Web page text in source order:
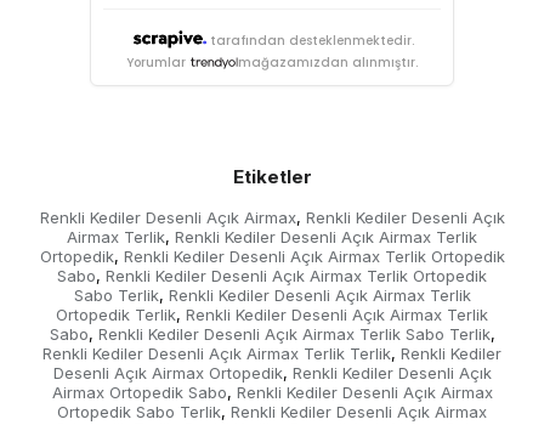
tarafından desteklenmektedir.
Yorumlar
mağazamızdan alınmıştır.
Etiketler
Renkli Kediler Desenli Açık Airmax, Renkli Kediler Desenli Açık
Airmax Terlik, Renkli Kediler Desenli Açık Airmax Terlik
Ortopedik, Renkli Kediler Desenli Açık Airmax Terlik Ortopedik
Sabo, Renkli Kediler Desenli Açık Airmax Terlik Ortopedik
Sabo Terlik, Renkli Kediler Desenli Açık Airmax Terlik
Ortopedik Terlik, Renkli Kediler Desenli Açık Airmax Terlik
Sabo, Renkli Kediler Desenli Açık Airmax Terlik Sabo Terlik,
Renkli Kediler Desenli Açık Airmax Terlik Terlik, Renkli Kediler
Desenli Açık Airmax Ortopedik, Renkli Kediler Desenli Açık
Airmax Ortopedik Sabo, Renkli Kediler Desenli Açık Airmax
Ortopedik Sabo Terlik, Renkli Kediler Desenli Açık Airmax